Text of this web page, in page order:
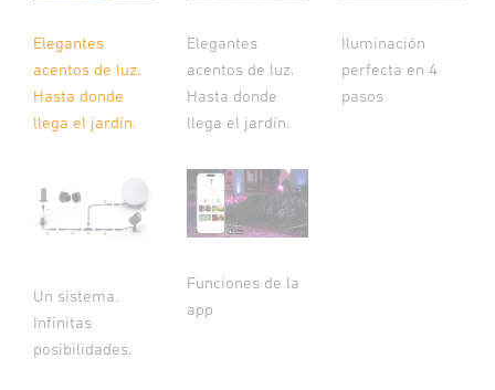
Elegantes
acentos de luz.
Hasta donde
llega el jardín.
Elegantes
acentos de luz.
Hasta donde
llega el jardín.
Iluminación
perfecta en 4
pasos
Un sistema.
Infinitas
posibilidades.
Funciones de la
app